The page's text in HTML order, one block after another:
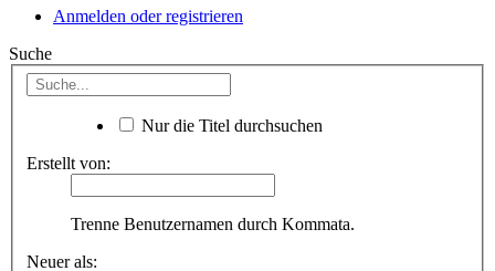
Anmelden oder registrieren
Suche
Nur die Titel durchsuchen
Erstellt von:
Trenne Benutzernamen durch Kommata.
Neuer als: